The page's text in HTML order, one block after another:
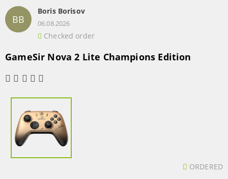
BB
Boris Borisov
06.08.2026
Checked order
GameSir Nova 2 Lite Champions Edition
ORDERED